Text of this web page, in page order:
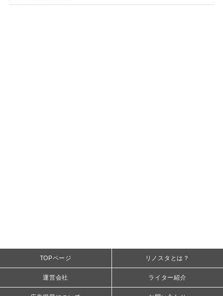
TOPページ リノスタとは？
運営会社 ライター紹介